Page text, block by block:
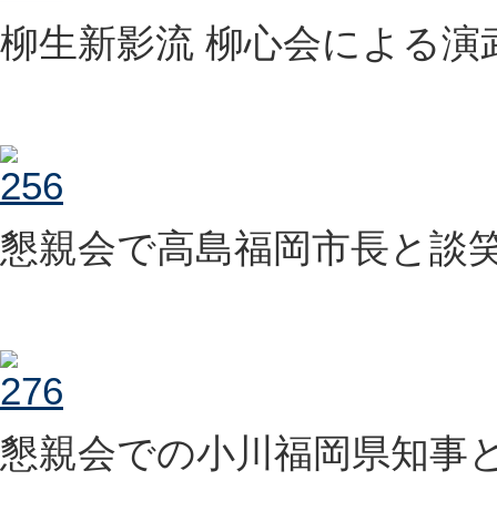
柳生新影流 柳心会による演
懇親会で高島福岡市長と談
懇親会での小川福岡県知事